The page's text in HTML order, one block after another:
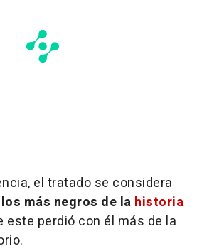
el tratado se considera
más negros de la historia
este perdió con él más de la